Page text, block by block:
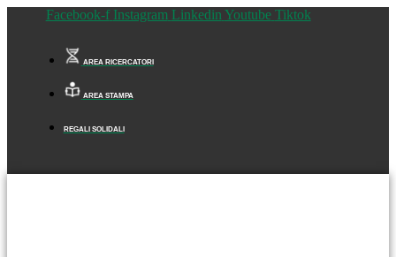
Facebook-f Instagram Linkedin Youtube Tiktok
AREA RICERCATORI
AREA STAMPA
REGALI SOLIDALI